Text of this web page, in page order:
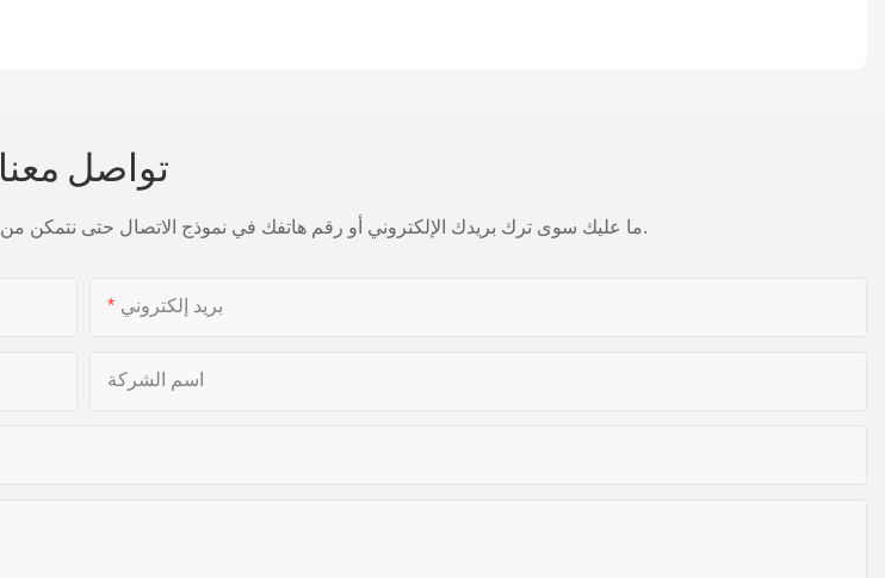
تواصل معنا
ما عليك سوى ترك بريدك الإلكتروني أو رقم هاتفك في نموذج الاتصال حتى نتمكن من إرسال عرض أسعار مجاني لمجموعة واسعة من التصاميم لدينا.
بريد إلكتروني
اسم الشركة